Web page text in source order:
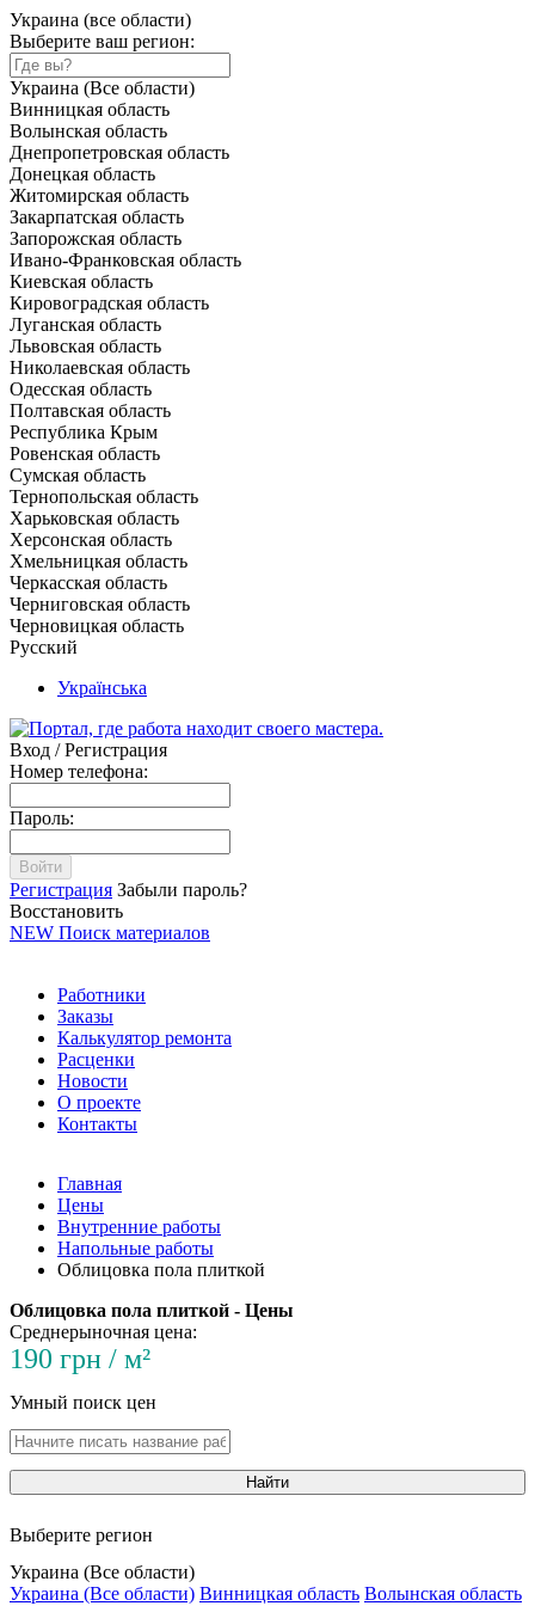
Украина (все области)
Выберите ваш регион:
Украина (Все области)
Винницкая область
Волынская область
Днепропетровская область
Донецкая область
Житомирская область
Закарпатская область
Запорожская область
Ивано-Франковская область
Киевская область
Кировоградская область
Луганская область
Львовская область
Николаевская область
Одесская область
Полтавская область
Республика Крым
Ровенская область
Сумская область
Тернопольская область
Харьковская область
Херсонская область
Хмельницкая область
Черкасская область
Черниговская область
Черновицкая область
Русский
Українська
Вход / Регистрация
Номер телефона:
Пароль:
Войти
Регистрация Забыли пароль?
Восстановить
NEW Поиск материалов
Работники
Заказы
Калькулятор ремонта
Расценки
Новости
О проекте
Контакты
Главная
Цены
Внутренние работы
Напольные работы
Облицовка пола плиткой
Облицовка пола плиткой - Цены
Среднерыночная цена:
190 грн / м²
Умный поиск цен
Найти
Выберите регион
Украина (Все области)
Украина (Все области) Винницкая область Волынская область